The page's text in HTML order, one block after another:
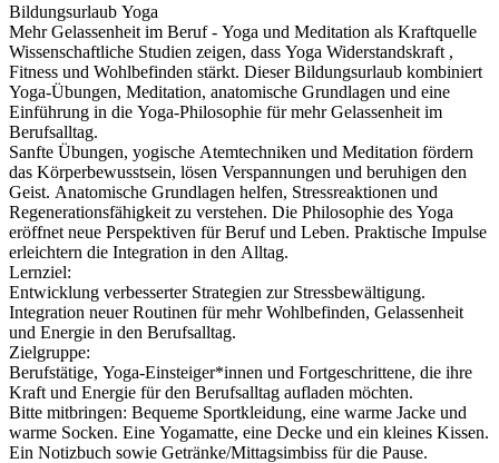
Bildungsurlaub Yoga
Mehr Gelassenheit im Beruf - Yoga und Meditation als Kraftquelle
Wissenschaftliche Studien zeigen, dass Yoga Widerstandskraft ,
Fitness und Wohlbefinden stärkt. Dieser Bildungsurlaub kombiniert
Yoga-Übungen, Meditation, anatomische Grundlagen und eine
Einführung in die Yoga-Philosophie für mehr Gelassenheit im
Berufsalltag.
Sanfte Übungen, yogische Atemtechniken und Meditation fördern
das Körperbewusstsein, lösen Verspannungen und beruhigen den
Geist. Anatomische Grundlagen helfen, Stressreaktionen und
Regenerationsfähigkeit zu verstehen. Die Philosophie des Yoga
eröffnet neue Perspektiven für Beruf und Leben. Praktische Impulse
erleichtern die Integration in den Alltag.
Lernziel:
Entwicklung verbesserter Strategien zur Stressbewältigung.
Integration neuer Routinen für mehr Wohlbefinden, Gelassenheit
und Energie in den Berufsalltag.
Zielgruppe:
Berufstätige, Yoga-Einsteiger*innen und Fortgeschrittene, die ihre
Kraft und Energie für den Berufsalltag aufladen möchten.
Bitte mitbringen: Bequeme Sportkleidung, eine warme Jacke und
warme Socken. Eine Yogamatte, eine Decke und ein kleines Kissen.
Ein Notizbuch sowie Getränke/Mittagsimbiss für die Pause.